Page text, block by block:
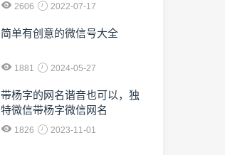
2606 2022-07-17
简单有创意的微信号大全
1881 2024-05-27
​带杨字的网名谐音也可以，独
特微信带杨字微信网名
1826 2023-11-01